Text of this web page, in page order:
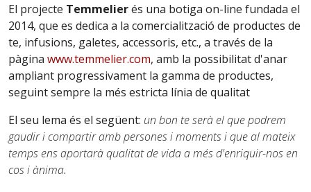
El projecte Temmelierés una botiga on-line fundada el
2014, que es dedica a la comercialització de productes de
te, infusions, galetes, accessoris, etc., a través de la
pàgina www.temmelier.com, amb la possibilitat d'anar
ampliant progressivament la gamma de productes,
seguint sempre la més estricta línia de qualitat
El seu lema és el següent: un bon te serà el que podrem
gaudir i compartir amb persones i moments i que al mateix
temps ens aportarà qualitat de vida a més d'enriquir-nos en
cos i ànima.